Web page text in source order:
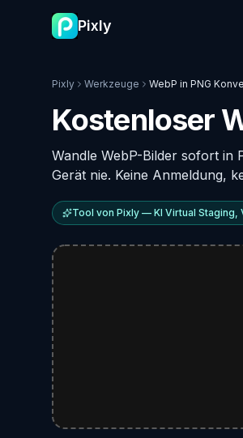
Pixly
Pixly Werkzeuge WebP in PNG
Kostenloser
Wandle WebP-Bilder sofort in
Gerät nie. Keine Anmeldung,
Tool von Pixly — KI Virtual Staging,